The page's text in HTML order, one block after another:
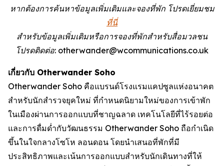
หากต้องการค้นหาข้อมูลเพิ่มเติมและจองที่พัก โปรดเยี่ยมชม
ที่นี่
สำหรับข้อมูลเพิ่มเติมหรือการจองที่พักสำหรับสื่อมวลชน
โปรดติดต่อ: otherwander@wcommunications.co.uk
เกี่ยวกับ Otherwander Soho
Otherwander Soho คือแบรนด์โรงแรมแคปซูลแห่งอนาคต
สำหรับนักสำรวจยุคใหม่ ที่กำหนดนิยามใหม่ของการเข้าพัก
ในเมืองผ่านการออกแบบที่ชาญฉลาด เทคโนโลยีที่ไร้รอยต่อ
และการดื่มด่ำกับวัฒนธรรม Otherwander Soho ถือกำเนิด
ขึ้นในใจกลางโซโห ลอนดอน โดยนำเสนอที่พักที่มี
ประสิทธิภาพและเน้นการออกแบบสำหรับนักเดินทางที่ให้